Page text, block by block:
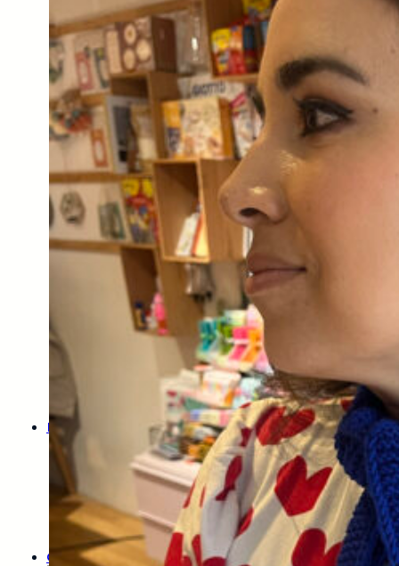
Fibre
Mood
Tissus
France
Duval
Stalla
Tissus
Eglantine
Et
Zoé
Tissus
Fableism
Tissus
Vichy
Tissus
Frou-
Tissus
Thermocollants
Laine
Crochets
Cotons
Fils
Créatifs
Laines
Cadeaux